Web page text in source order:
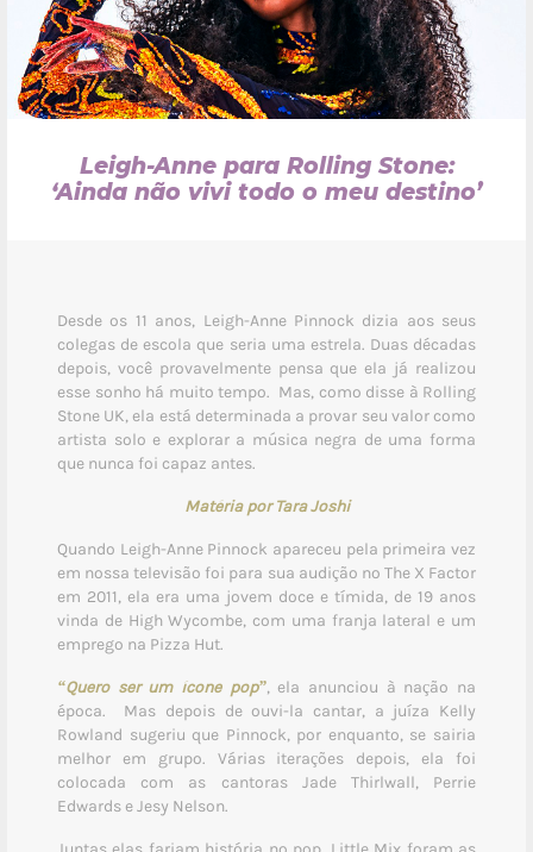
Leigh-Anne para Rolling Stone:
‘Ainda não vivi todo o meu destino’
Desde os 11 anos, Leigh-Anne Pinnock dizia aos seus
colegas de escola que seria uma estrela. Duas décadas
depois, você provavelmente pensa que ela já realizou
esse sonho há muito tempo. Mas, como disse à Rolling
Stone UK, ela está determinada a provar seu valor como
artista solo e explorar a música negra de uma forma
que nunca foi capaz antes.
Matéria por Tara Joshi
Quando Leigh-Anne Pinnock apareceu pela primeira vez
em nossa televisão foi para sua audição no The X Factor
em 2011, ela era uma jovem doce e tímida, de 19 anos
vinda de High Wycombe, com uma franja lateral e um
emprego na Pizza Hut.
“Quero ser um ícone pop”, ela anunciou à nação na
época. Mas depois de ouvi-la cantar, a juíza Kelly
Rowland sugeriu que Pinnock, por enquanto, se sairia
melhor em grupo. Várias iterações depois, ela foi
colocada com as cantoras Jade Thirlwall, Perrie
Edwards e Jesy Nelson.